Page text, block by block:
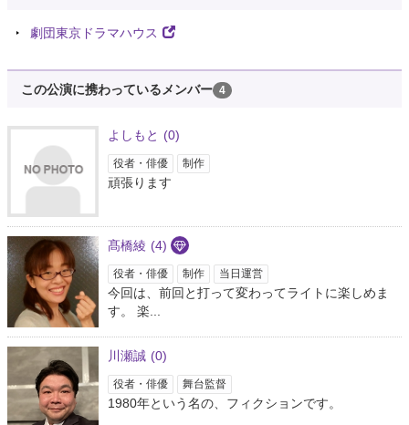
劇団東京ドラマハウス
この公演に携わっているメンバー 4
よしもと (0)
役者・俳優 制作
頑張ります
髙橋綾 (4)
役者・俳優 制作 当日運営
今回は、前回と打って変わってライトに楽しめま
す。 楽...
川瀬誠 (0)
役者・俳優 舞台監督
1980年という名の、フィクションです。